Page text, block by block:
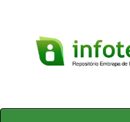
Skip